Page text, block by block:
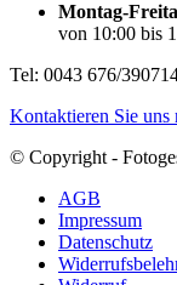
Montag-
von 10:00 bis
Tel: 0043 676/
Kontaktieren Sie
© Copyright -
AGB
Impressum
Datenschutz